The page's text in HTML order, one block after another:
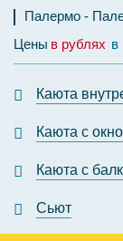
Палермо
Цены в рублях в
Каюта
Каюта с
Каюта с
Сьют